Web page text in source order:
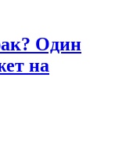
Один
на